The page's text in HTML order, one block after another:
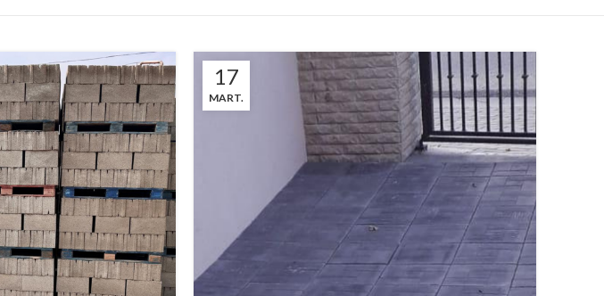
17
MART.